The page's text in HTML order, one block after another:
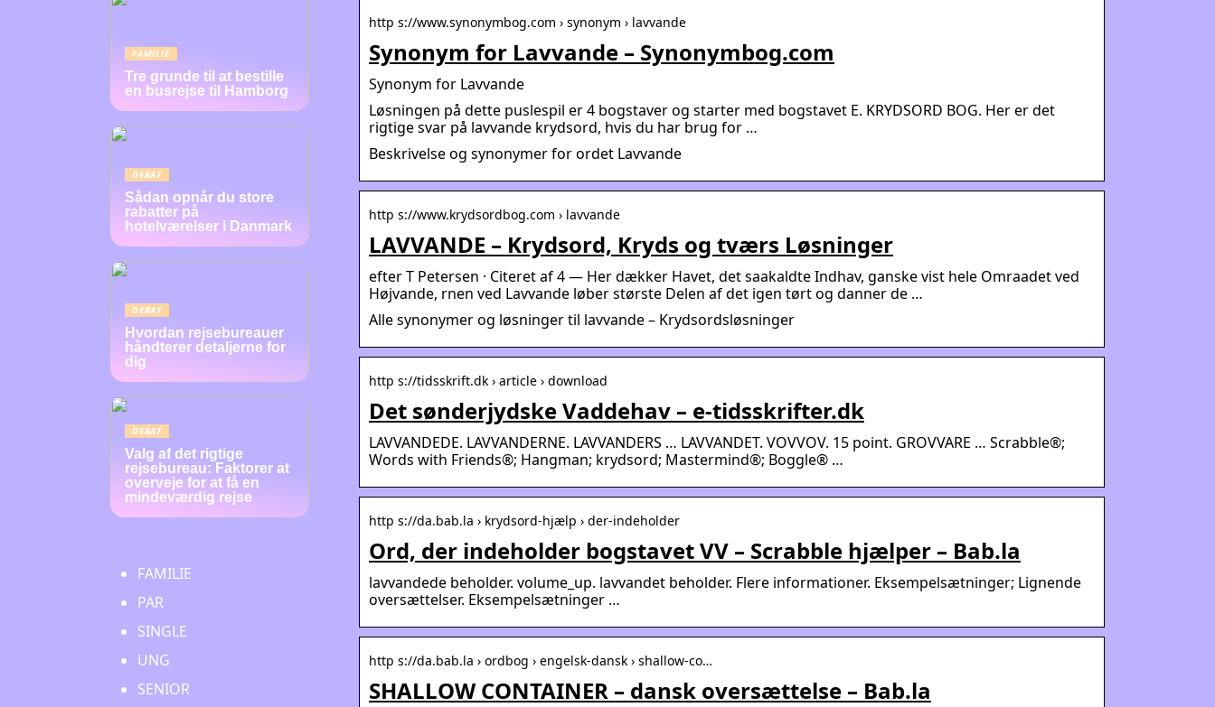
http s://www.synonymbog.com › synonym › lavvande
Synonym for Lavvande – Synonymbog.com
Synonym for Lavvande
Løsningen på dette puslespil er 4 bogstaver og starter med bogstavet E. KRYDSORD BOG. Her er det
rigtige svar på lavvande krydsord, hvis du har brug for …
Beskrivelse og synonymer for ordet Lavvande
http s://www.krydsordbog.com › lavvande
LAVVANDE – Krydsord, Kryds og tværs Løsninger
efter T Petersen · Citeret af 4 — Her dækker Havet, det saakaldte Indhav, ganske vist hele Omraadet ved
Højvande, rnen ved Lavvande løber største Delen af det igen tørt og danner de …
Alle synonymer og løsninger til lavvande – Krydsordsløsninger
http s://tidsskrift.dk › article › download
Det sønderjydske Vaddehav – e-tidsskrifter.dk
LAVVANDEDE. LAVVANDERNE. LAVVANDERS … LAVVANDET. VOVVOV. 15 point. GROVVARE … Scrabble®;
Words with Friends®; Hangman; krydsord; Mastermind®; Boggle® …
http s://da.bab.la › krydsord-hjælp › der-indeholder
Ord, der indeholder bogstavet VV – Scrabble hjælper – Bab.la
lavvandede beholder. volume_up. lavvandet beholder. Flere informationer. Eksempelsætninger; Lignende
oversættelser. Eksempelsætninger …
http s://da.bab.la › ordbog › engelsk-dansk › shallow-co…
SHALLOW CONTAINER – dansk oversættelse – Bab.la
FAMILIE
Tre grunde til at bestille
en busrejse til Hamborg
DEBAT
Sådan opnår du store
rabatter på
hotelværelser i Danmark
DEBAT
Hvordan rejsebureauer
håndterer detaljerne for
dig
DEBAT
Valg af det rigtige
rejsebureau: Faktorer at
overveje for at få en
mindeværdig rejse
FAMILIE
PAR
SINGLE
UNG
SENIOR